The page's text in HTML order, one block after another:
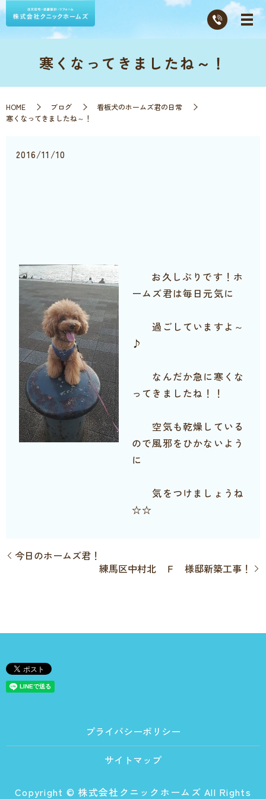
寒くなってきましたね～！
HOME ブログ
看板犬のホームズ君の日常
寒くなってきましたね～！
2016/11/10
お久しぶりです！ホ
ームズ君は毎日元気に
過ごしていますよ～
♪
なんだか急に寒くな
ってきましたね！！
空気も乾燥している
ので風邪をひかないよう
に
気をつけましょうね
☆☆
今日のホームズ君！
練馬区中村北 Ｆ 様邸新築工事！
プライバシーポリシー
サイトマップ
Copyright © 株式会社クニックホームズ All Rights